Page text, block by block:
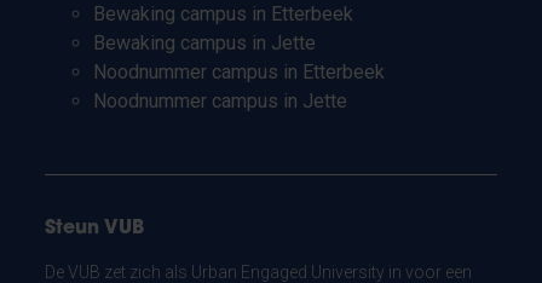
Bewaking campus in Etterbeek
Bewaking campus in Jette
Noodnummer campus in Etterbeek
Noodnummer campus in Jette
Steun VUB
De VUB zet zich als Urban Engaged University in voor een